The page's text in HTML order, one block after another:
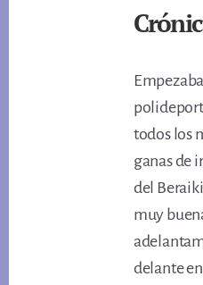
todos los
ganas de
del
muy
delante